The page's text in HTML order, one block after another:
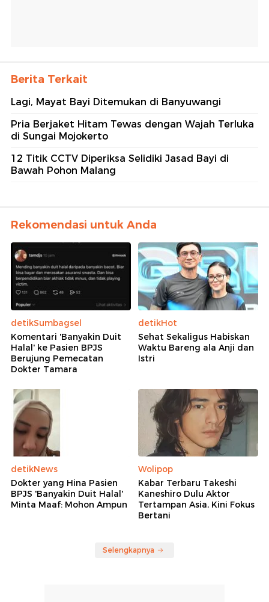
Berita Terkait
Lagi, Mayat Bayi Ditemukan di Banyuwangi
Pria Berjaket Hitam Tewas dengan Wajah Terluka
di Sungai Mojokerto
12 Titik CCTV Diperiksa Selidiki Jasad Bayi di
Bawah Pohon Malang
Rekomendasi untuk Anda
detikSumbagsel
Komentari 'Banyakin Duit
Halal' ke Pasien BPJS
Berujung Pemecatan
Dokter Tamara
detikHot
Sehat Sekaligus Habiskan
Waktu Bareng ala Anji dan
Istri
detikNews
Dokter yang Hina Pasien
BPJS 'Banyakin Duit Halal'
Minta Maaf: Mohon Ampun
Wolipop
Kabar Terbaru Takeshi
Kaneshiro Dulu Aktor
Tertampan Asia, Kini Fokus
Bertani
Selengkapnya